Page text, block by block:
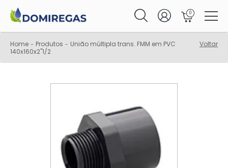
0
Home - Produtos - União múltipla trans. FMM em PVC
140x160x2"1/2
Voltar